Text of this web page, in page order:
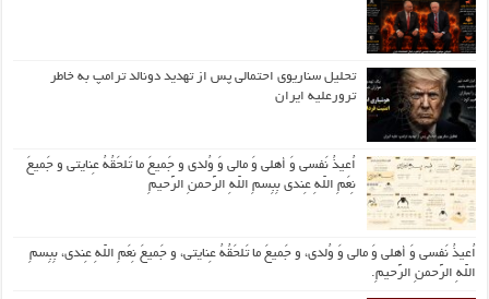
تحلیل سناریوی احتمالی پس از تهدید دونالد ترامپ به خاطر
ترورعلیه ایران
اُعیذُ نَفسی وَ أهلی وَ مالی وَ وُلدی و جَمیعَ ما تَلحَقُهُ عِنایتی و جَمیعَ
نِعَمِ اللّهِ عِندی بِبِسمِ اللّهِ الرَّحمنِ الرَّحیمِ
اُعیذُ نَفسی وَ أهلی وَ مالی وَ وُلدی، و جَمیعَ ما تَلحَقُهُ عِنایتی، و جَمیعَ نِعَمِ اللّهِ عِندی، بِبِسمِ
اللّهِ الرَّحمنِ الرَّحیمِ.